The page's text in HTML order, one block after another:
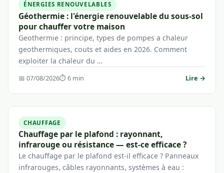
ÉNERGIES RENOUVELABLES
Géothermie : l'énergie renouvelable du sous-sol
pour chauffer votre maison
Geothermie : principe, types de pompes a chaleur
geothermiques, couts et aides en 2026. Comment
exploiter la chaleur du …
📅 07/08/2026⏱ 6 min Lire →
CHAUFFAGE
Chauffage par le plafond : rayonnant,
infrarouge ou résistance — est-ce efficace ?
Le chauffage par le plafond est-il efficace ? Panneaux
infrarouges, câbles rayonnants, systèmes à eau :